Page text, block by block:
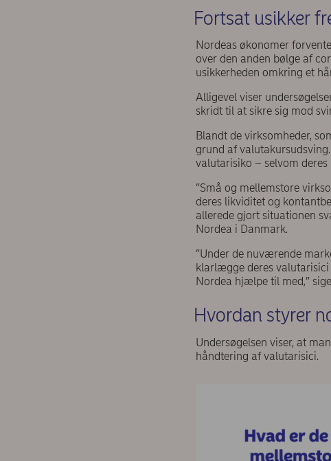
Fortsat usikker
Nordeas økonomer
over den anden bølge af
usikkerheden omkring et
Alligevel viser
skridt til at sikre sig mod
Blandt de virksomheder,
grund af
valutarisiko – selvom
”Små og mellemstore
deres likviditet og
allerede gjort situationen
Nordea i Danmark.
”Under de nuværende
klarlægge deres
Nordea hjælpe til med,”
Hvordan styrer
Undersøgelsen viser, at
håndtering af valutarisici.